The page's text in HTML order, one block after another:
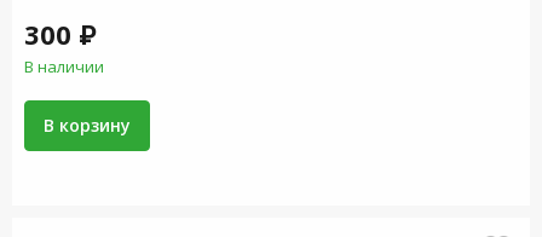
300 ₽
В наличии
В корзину